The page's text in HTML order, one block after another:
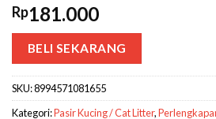
Rp181.000
BELI SEKARANG
SKU:8994571081655
Kategori:Pasir Kucing / Cat Litter,